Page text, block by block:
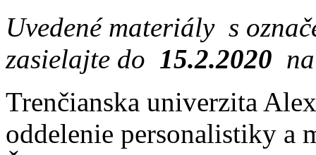
Uvedené materiály s
zasielajte do 15.2.2020
Trenčianska univerzita
oddelenie personalistiky a